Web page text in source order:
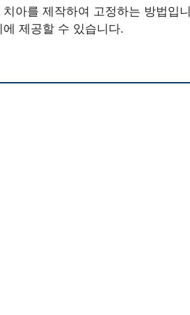
아를 제작하여 고정하는 방법입니
제공할 수 있습니다.